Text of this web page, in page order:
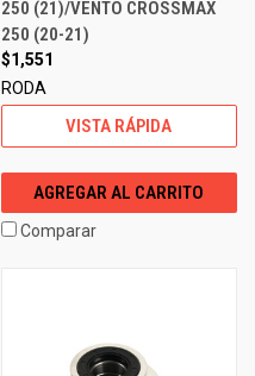
250 (21)/VENTO CROSSMAX
250 (20-21)
$1,551
RODA
VISTA RÁPIDA
AGREGAR AL CARRITO
Comparar